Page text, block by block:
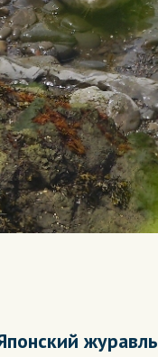
журавль